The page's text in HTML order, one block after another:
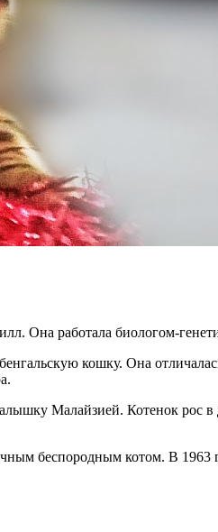
Она работала биологом-
кошку. Она
Малайзией. Котенок
беспородным котом. В 1963